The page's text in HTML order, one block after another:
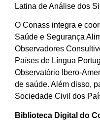
Latina de Análise dos
O Conass integra e
Saúde e Segurança
Observadores
Países de Língua
Observatório Ibero-
de saúde. Além disso,
Sociedade Civil dos
Biblioteca Digital do